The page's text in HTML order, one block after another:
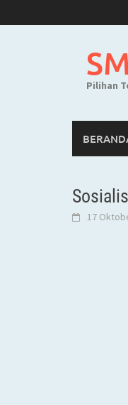
to
Pilihan
17